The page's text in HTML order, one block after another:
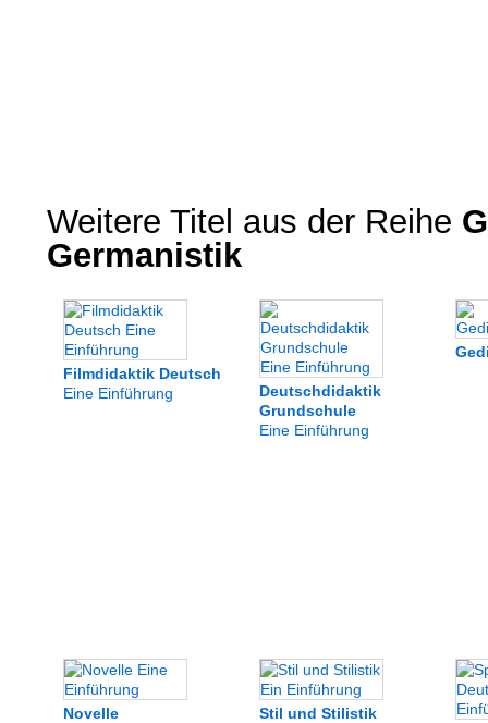
Weitere Titel aus der Reihe
Germanistik
Filmdidaktik Deutsch
Eine Einführung
Deutschdidaktik
Grundschule
Eine Einführung
Novelle
Stil und Stilistik